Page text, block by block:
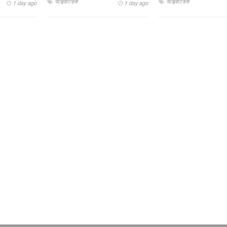
1 day ago আন্তর্জাতিক 1 day ago আন্তর্জাতিক